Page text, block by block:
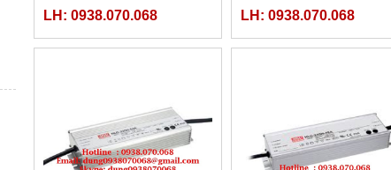
30A,HLG-320H-30B,HLG-
LH: 0938.070.068
24A,HLG-320H-24B,HLG-
LH: 0938.070.068